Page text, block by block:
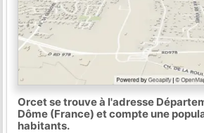
Orcet se trouve à l'adresse
Dôme (France) et compte une
habitants.